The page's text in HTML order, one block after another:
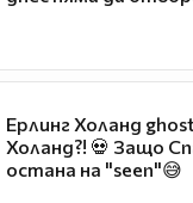
Ерлинг Холанд
Холанд?! 💀 Защо
остана на "seen"😅